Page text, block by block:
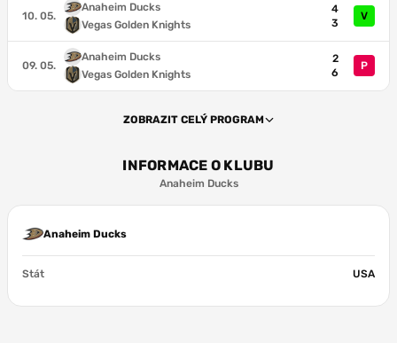
10. 05.
Anaheim Ducks
Vegas Golden Knights
4
3
V
09. 05.
Anaheim Ducks
Vegas Golden Knights
2
6
P
ZOBRAZIT CELÝ PROGRAM
INFORMACE O KLUBU
Anaheim Ducks
Anaheim Ducks
Stát USA